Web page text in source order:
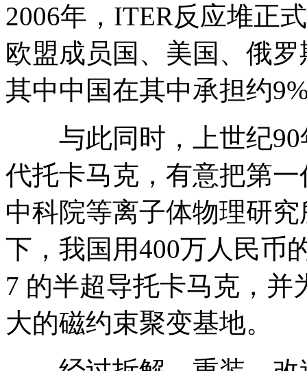
2006年，ITER反应堆正
欧盟成员国、美国、俄
其中中国在其中承担约
与此同时，上世纪90
代托卡马克，有意把第
中科院等离子体物理研
下，我国用400万人民币
7 的半超导托卡马克，
大的磁约束聚变基地。